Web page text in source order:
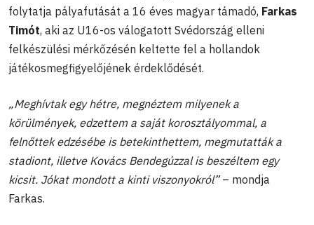
folytatja pályafutását a 16 éves magyar támadó, Farkas
Timót, aki az U16-os válogatott Svédország elleni
felkészülési mérkőzésén keltette fel a hollandok
játékosmegfigyelőjének érdeklődését.
„Meghívtak egy hétre, megnéztem milyenek a
körülmények, edzettem a saját korosztályommal, a
felnőttek edzésébe is betekinthettem, megmutatták a
stadiont, illetve Kovács Bendegúzzal is beszéltem egy
kicsit. Jókat mondott a kinti viszonyokról”– mondja
Farkas.